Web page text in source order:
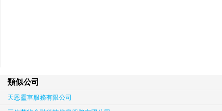
類似公司
天恩靈車服務有限公司